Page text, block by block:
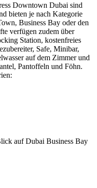
Downtown Dubai sind
bieten je nach Kategorie
Business Bay oder den
verfügen zudem über
Station, kostenfreies
Safe, Minibar,
auf dem Zimmer und
Pantoffeln und Föhn.
auf Dubai Business Bay